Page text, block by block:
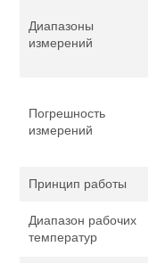
Диапазоны
измерений
Погрешность
измерений
Принцип работы
Диапазон рабочих
температур